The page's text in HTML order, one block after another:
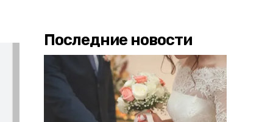
Последние новости